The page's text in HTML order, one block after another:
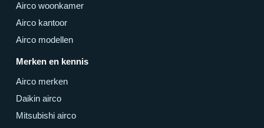
Airco woonkamer
Airco kantoor
Airco modellen
Merken en kennis
Airco merken
Daikin airco
Mitsubishi airco